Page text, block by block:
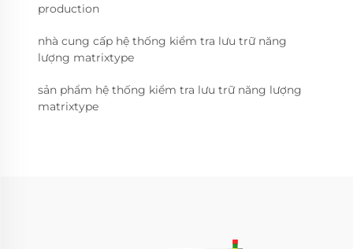
production
nhà cung cấp hệ thống kiểm tra lưu trữ năng
lượng matrixtype
sản phẩm hệ thống kiểm tra lưu trữ năng lượng
matrixtype